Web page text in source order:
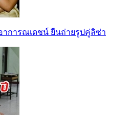
การณเดชน์ ยืนถ่ายรูปคู่ลิซ่า